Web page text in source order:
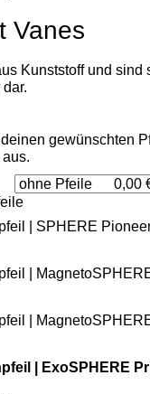
Vanes
Kunststoff und
gewünschten
| SPHERE
|
|
| ExoSPHERE